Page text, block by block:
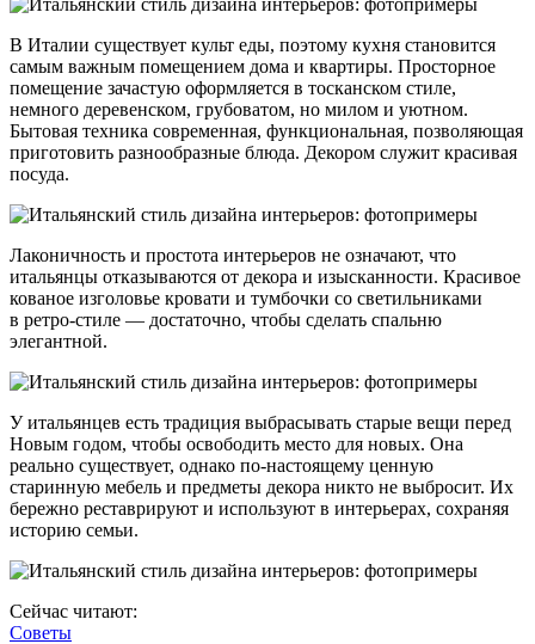
В Италии существует культ еды, поэтому кухня становится
самым важным помещением дома и квартиры. Просторное
помещение зачастую оформляется в тосканском стиле,
немного деревенском, грубоватом, но милом и уютном.
Бытовая техника современная, функциональная, позволяющая
приготовить разнообразные блюда. Декором служит красивая
посуда.
Лаконичность и простота интерьеров не означают, что
итальянцы отказываются от декора и изысканности. Красивое
кованое изголовье кровати и тумбочки со светильниками
в ретро-стиле — достаточно, чтобы сделать спальню
элегантной.
У итальянцев есть традиция выбрасывать старые вещи перед
Новым годом, чтобы освободить место для новых. Она
реально существует, однако по-настоящему ценную
старинную мебель и предметы декора никто не выбросит. Их
бережно реставрируют и используют в интерьерах, сохраняя
историю семьи.
Сейчас читают:
Советы